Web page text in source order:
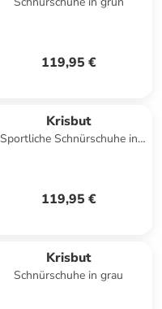
119,95 €
Krisbut
Sportliche Schnürschuhe in
119,95 €
Krisbut
Schnürschuhe in grau